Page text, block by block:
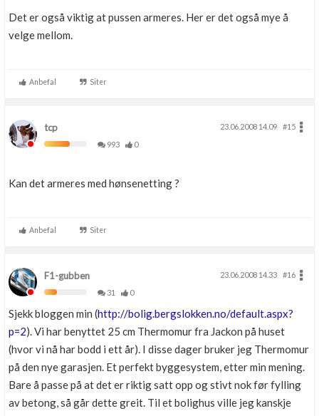
Det er også viktig at pussen armeres. Her er det også mye å
velge mellom.
Anbefal Siter
tcp 23.06.2008 14.09
#15
993
0
Kan det armeres med hønsenetting ?
Anbefal Siter
F1-gubben 23.06.2008 14.33
#16
31
0
Sjekk bloggen min (http://bolig.bergslokken.no/default.aspx?
p=2). Vi har benyttet 25 cm Thermomur fra Jackon på huset
(hvor vi nå har bodd i ett år). I disse dager bruker jeg Thermomur
på den nye garasjen. Et perfekt byggesystem, etter min mening.
Bare å passe på at det er riktig satt opp og stivt nok før fylling
av betong, så går dette greit. Til et bolighus ville jeg kanskje